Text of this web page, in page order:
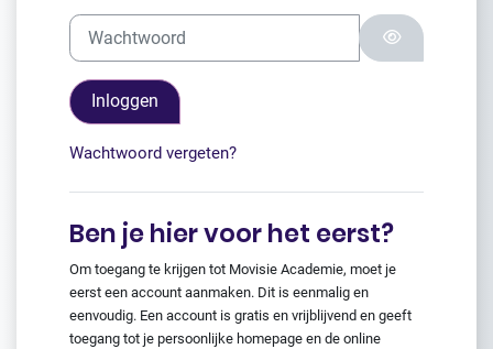
Wachtwoord
Inloggen
Wachtwoord vergeten?
Ben je hier voor het eerst?
Om toegang te krijgen tot Movisie Academie, moet je
eerst een account aanmaken. Dit is eenmalig en
eenvoudig. Een account is gratis en vrijblijvend en geeft
toegang tot je persoonlijke homepage en de online